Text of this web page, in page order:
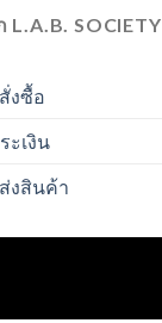
L.A.B. SOCIETY
งซื้อ
ะเงิน
งสินค้า